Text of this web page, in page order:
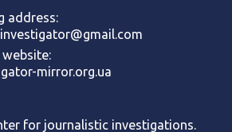
address:
mirror.org.ua
for journalistic investigations.